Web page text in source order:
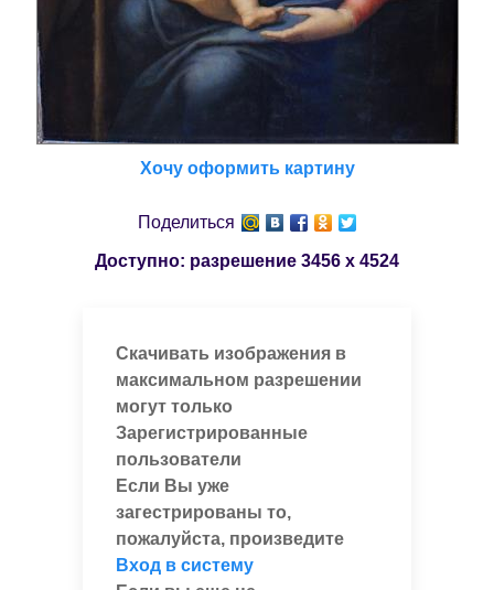
Хочу оформить картину
Поделиться
Доступно: разрешение 3456 x 4524
Скачивать изображения в
максимальном разрешении
могут только
Зарегистрированные
пользователи
Если Вы уже
загестрированы то,
пожалуйста, произведите
Вход в систему